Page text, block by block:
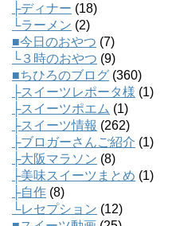
├ディナー (18)
└ラーメン (2)
■今日のおやつ (7)
└３時のおやつ (9)
■ちひろのブログ (360)
├スイーツレポータ様 (1)
├スイーツポエム (1)
├スイーツ情報 (262)
├ブロガーさんご紹介 (1)
├大阪マラソン (8)
├美味スイーツまとめ (1)
├自作 (8)
└レセプション (12)